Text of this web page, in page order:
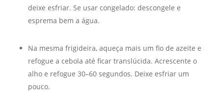
deixe esfriar. Se usar congelado: descongele e
esprema bem a água.
Na mesma frigideira, aqueça mais um fio de azeite e
refogue a cebola até ficar translúcida. Acrescente o
alho e refogue 30–60 segundos. Deixe esfriar um
pouco.